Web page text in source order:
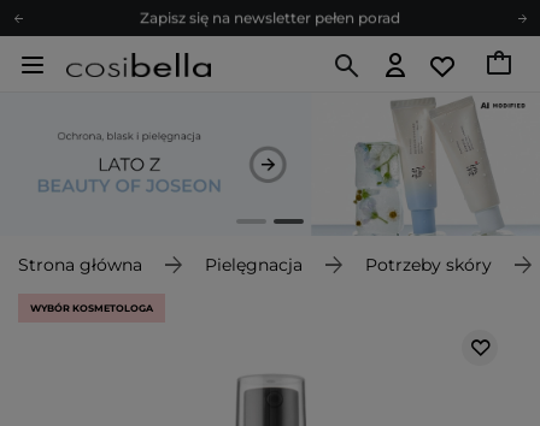
Zapisz się na newsletter pełen porad
Bezpłatne konsultacje kosmetologiczne
Poleć nas i zyskaj jeszcze więcej punktów
Zapisz się na newsletter pełen porad
Strona główna Pielęgnacja Potrzeby skóry
WYBÓR KOSMETOLOGA